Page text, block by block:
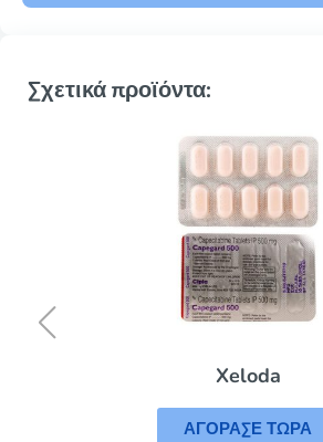
Σχετικά προϊόντα:
Xeloda
ΑΓΟΡΑΣΕ ΤΩΡΑ